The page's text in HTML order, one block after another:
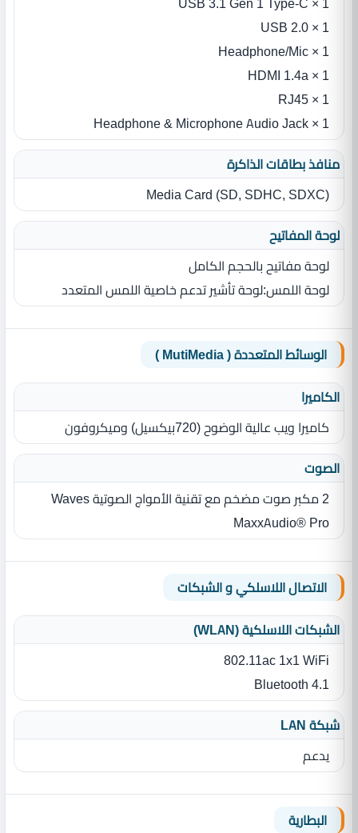
1 × USB 2.0
1 × Headphone/Mic
1 × HDMI 1.4a
1 × RJ45
1 × Headphone & Microphone Audio Jack
منافذ بطاقات الذاكرة
Media Card ‎(‎SD‎,‎ SDHC‎,‎ SDXC‎)‎
لوحة المفاتيح
لوحة مفاتيح بالحجم الكامل
لوحة اللمس‏:‏لوحة تأشير تدعم خاصية اللمس المتعدد
الوسائط المتعددة ( MutiMedia )
الكاميرا
كاميرا ويب عالية الوضوح ‏(‏720بيكسيل‏)‏ وميكروفون
الصوت
2 مكبر صوت مضخم مع تقنية الأمواج الصوتية Waves
MaxxAudio® Pro
الاتصال اللاسلكي و الشبكات
الشبكات اللاسلكية (WLAN)
802.11ac 1x1 WiFi
Bluetooth 4.1
شبكة LAN
يدعم
البطارية